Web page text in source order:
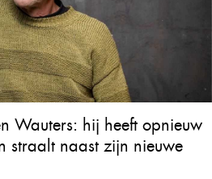
Wauters: hij heeft opnieuw
straalt naast zijn nieuwe